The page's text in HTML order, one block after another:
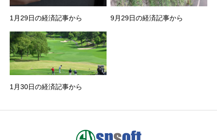
1月29日の経済記事から 9月29日の経済記事から
1月30日の経済記事から